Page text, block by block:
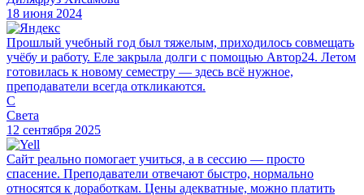
18 июня 2024
Прошлый учебный год был тяжелым, приходилось совмещать
учёбу и работу. Еле закрыла долги с помощью Автор24. Летом
готовилась к новому семестру — здесь всё нужное,
преподаватели всегда откликаются.
С
Света
12 сентября 2025
Сайт реально помогает учиться, а в сессию — просто
спасение. Преподаватели отвечают быстро, нормально
относятся к доработкам. Цены адекватные, можно платить